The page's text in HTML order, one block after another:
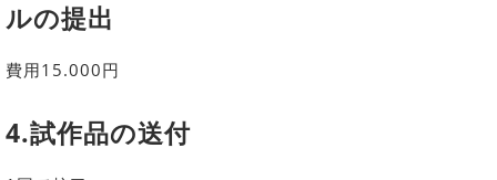
ルの提出
費用15.000円
4.試作品の送付